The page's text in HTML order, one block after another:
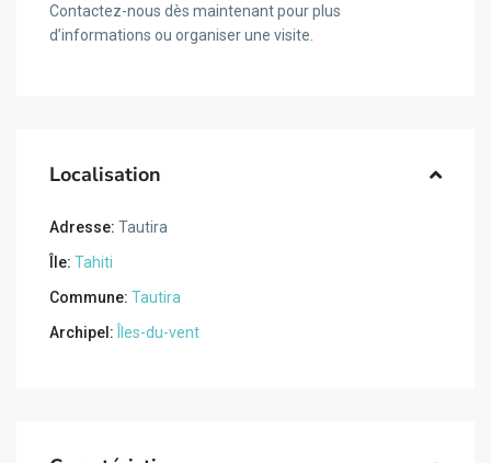
Contactez-nous dès maintenant pour plus
d’informations ou organiser une visite.
Localisation
Adresse: Tautira
Île: Tahiti
Commune: Tautira
Archipel:
Îles-du-vent